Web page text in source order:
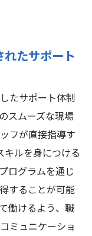
たサポート
たサポート体制
スムーズな現場
フが直接指導す
キルを身につける
ログラムを通じ
することが可能
働けるよう、職
ミュニケーショ